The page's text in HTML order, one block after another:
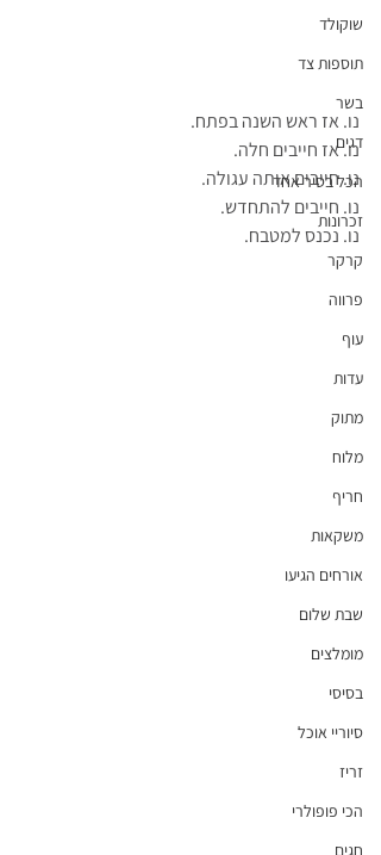
שוקולד
תוספות צד
בשר
דגים
הכל בסיר אחד
זכרונות
קרקר
פרווה
עוף
עדות
מתוק
מלוח
חריף
משקאות
אורחים הגיעו
שבת שלום
מומלצים
בסיסי
סיוריי אוכל
זריז
הכי פופולרי
חגים
נו. אז ראש השנה בפתח.
נו. אז חייבים חלה.
נו. חייבים אותה עגולה.
נו. חייבים להתחדש.
נו. נכנס למטבח.